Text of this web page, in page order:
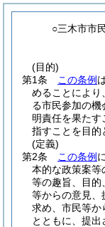
○三木市市
(目的)
第1条
この条例
めることにより
る市民参加の機
明責任を果たす
指すことを目的
(定義)
第2条
この条例
本的な政策案等
等の趣旨、目的
等からの意見、
求め、市民等か
とともに、提